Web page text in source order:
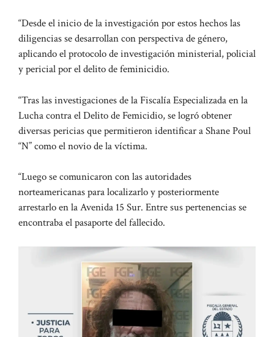
“Desde el inicio de la investigación por estos hechos las
diligencias se desarrollan con perspectiva de género,
aplicando el protocolo de investigación ministerial, policial
y pericial por el delito de feminicidio.
“Tras las investigaciones de la Fiscalía Especializada en la
Lucha contra el Delito de Femicidio, se logró obtener
diversas pericias que permitieron identificar a Shane Poul
“N” como el novio de la víctima.
“Luego se comunicaron con las autoridades
norteamericanas para localizarlo y posteriormente
arrestarlo en la Avenida 15 Sur. Entre sus pertenencias se
encontraba el pasaporte del fallecido.